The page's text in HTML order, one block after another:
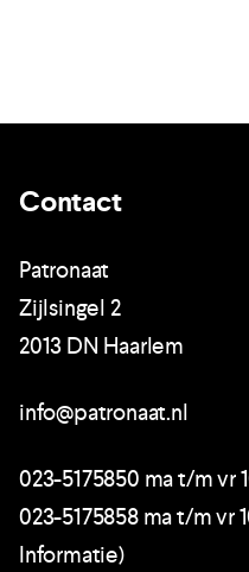
Contact
Patronaat
Zijlsingel 2
2013 DN Haarlem
info@patronaat.nl
023-5175850 ma t/m vr
023-5175858 ma t/m vr
Informatie)